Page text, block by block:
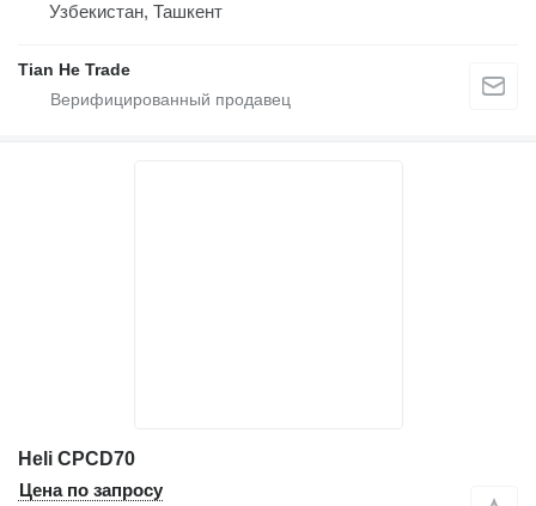
Узбекистан, Ташкент
Tian He Trade
Heli CPCD70
Цена по запросу